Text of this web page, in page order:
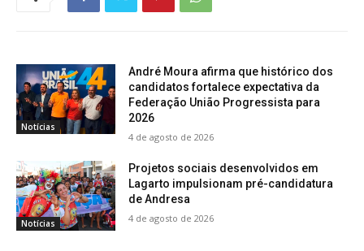
Notícias
André Moura afirma que histórico dos
candidatos fortalece expectativa da
Federação União Progressista para
2026
4 de agosto de 2026
Notícias
Projetos sociais desenvolvidos em
Lagarto impulsionam pré-candidatura
de Andresa
4 de agosto de 2026